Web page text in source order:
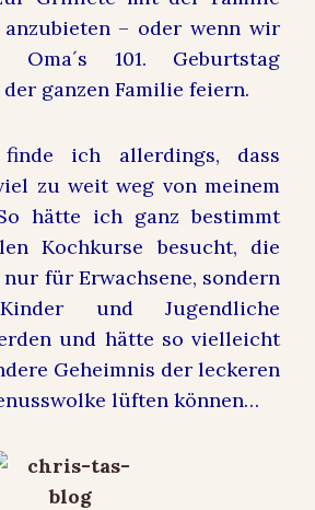
– oder wenn wir
101. Geburtstag
ganzen Familie feiern.
ich allerdings, dass
zu weit weg von meinem
hätte ich ganz bestimmt
Kochkurse besucht, die
für Erwachsene, sondern
und Jugendliche
und hätte so vielleicht
Geheimnis der leckeren
lüften können…